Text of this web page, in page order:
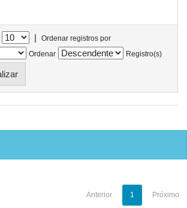
|
Ordenar registros por
Ordenar
Registro(s)
Anterior 1 Próximo